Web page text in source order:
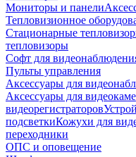
Мониторы и панели
Тепловизионное
Стационарные
тепловизоры
Софт для
Пульты управления
Аксессуары для
Аксессуары для
видеорегистраторов
подсветкиКожухи для
переходники
ОПС и оповещение